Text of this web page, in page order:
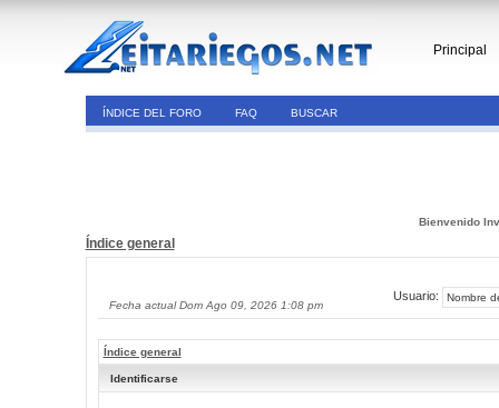
Principal
ÍNDICE DEL FORO FAQ BUSCAR
Bienvenido
Índice general
Fecha actual Dom Ago 09, 2026 1:08 pm
Usuario:
Índice general
Identificarse